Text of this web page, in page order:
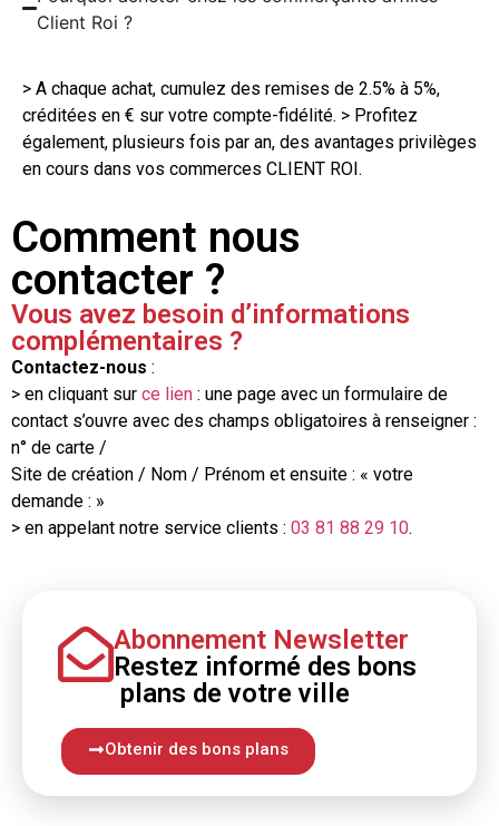
Client Roi ?
> A chaque achat, cumulez des remises de 2.5% à 5%,
créditées en € sur votre compte-fidélité. > Profitez
également, plusieurs fois par an, des avantages privilèges
en cours dans vos commerces CLIENT ROI.
Comment nous
contacter ?
Vous avez besoin d’informations
complémentaires ?
Contactez-nous :
> en cliquant sur ce lien : une page avec un formulaire de
contact s’ouvre avec des champs obligatoires à renseigner :
n° de carte /
Site de création / Nom / Prénom et ensuite : « votre
demande : »
> en appelant notre service clients : 03 81 88 29 10.
Abonnement Newsletter
Restez informé des bons
plans de votre ville
Obtenir des bons plans